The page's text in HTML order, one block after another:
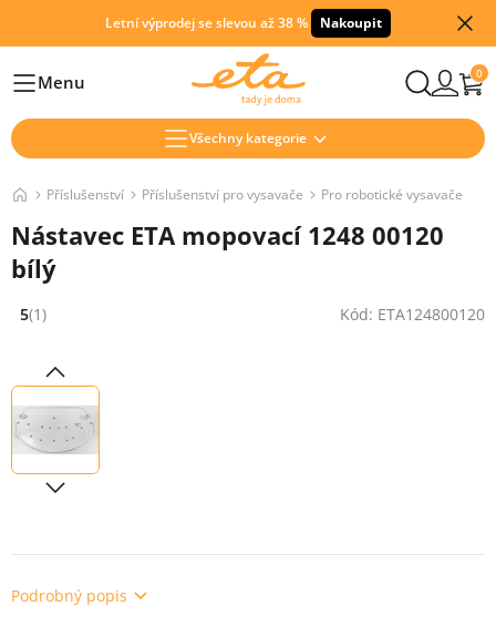
Letní výprodej se slevou až 38 % Nakoupit
HlavníMenu 0
Všechny kategorie
Příslušenství Příslušenství pro vysavače Pro robotické vysavače
Nástavec ETA mopovací 1248 00120
bílý
Hodnocení: 5 z 5 (1 recenzí)
5(1) Kód: ETA124800120
Podrobný popis